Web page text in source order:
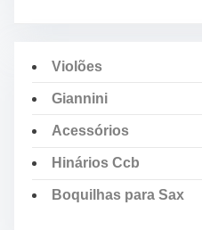
Violões
Giannini
Acessórios
Hinários Ccb
Boquilhas para Sax